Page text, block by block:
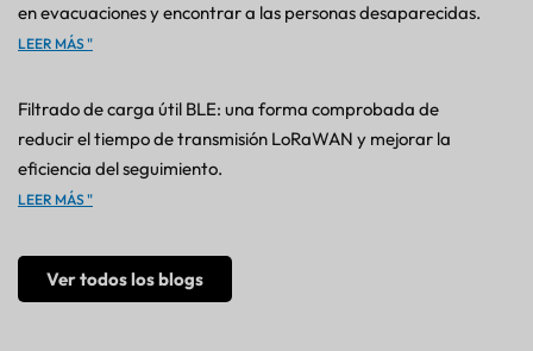
en evacuaciones y encontrar a las personas desaparecidas.
LEER MÁS "
Filtrado de carga útil BLE: una forma comprobada de
reducir el tiempo de transmisión LoRaWAN y mejorar la
eficiencia del seguimiento.
LEER MÁS "
Ver todos los blogs